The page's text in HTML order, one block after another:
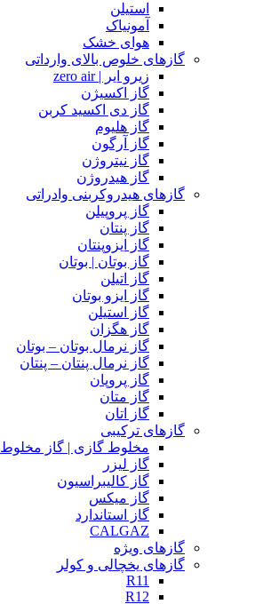
استیلن
آمونیاک
هوای خشک
گازهای خلوص بالای وارداتی
زیرو ایر | zero air
گاز اکسیژن
گاز دی اکسید کربن
گاز هلیوم
گاز آرگون
گاز نیتروژن
گاز هیدروژن
گازهای هیدروکربنی وادراتی
گاز پروپیلن
گاز پنتان
گاز ایزوپنتان
گاز بوتان | بوتان
گاز اتیلن
گاز ایزو بوتان
گاز استیلن
گاز هگزان
گاز نرمال بوتان – بوتان
گاز نرمال پنتان – پنتان
گاز پروپان
گاز متان
گاز اتان
گازهای ترکیبی
مخلوط گازی | گاز مخلوط
گاز لیزر
گاز کالیبراسیون
گاز میکس
گاز استاندارد
CALGAZ
گازهای ویژه
گازهای یخچالی و کولر
R11
R12